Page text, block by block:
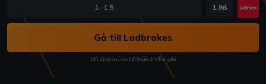
1 -1.5 1.86
Gå till Ladbrokes
18+ Spela ansvarsfullt Regler & Villkor gäller